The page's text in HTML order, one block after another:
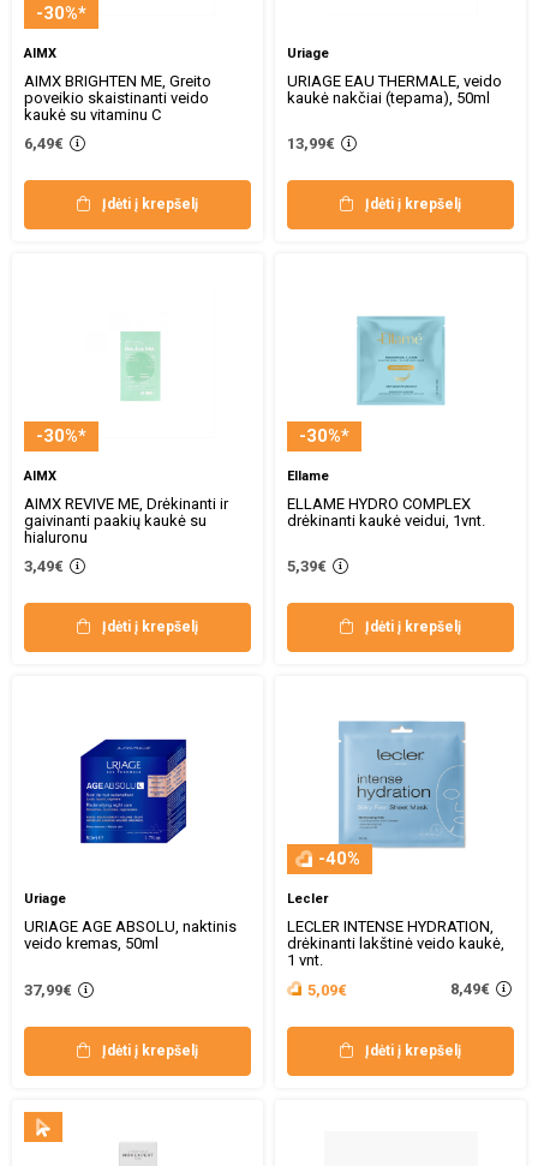
-30%*
AIMX
AIMX BRIGHTEN ME, Greito
poveikio skaistinanti veido
kaukė su vitaminu C
6,49€
Įdėti į krepšelį
Uriage
URIAGE EAU THERMALE, veido
kaukė nakčiai (tepama), 50ml
13,99€
Įdėti į krepšelį
-30%*
AIMX
AIMX REVIVE ME, Drėkinanti ir
gaivinanti paakių kaukė su
hialuronu
3,49€
Įdėti į krepšelį
-30%*
Ellame
ELLAME HYDRO COMPLEX
drėkinanti kaukė veidui, 1vnt.
5,39€
Įdėti į krepšelį
Uriage
URIAGE AGE ABSOLU, naktinis
veido kremas, 50ml
37,99€
Įdėti į krepšelį
-40%
Lecler
LECLER INTENSE HYDRATION,
drėkinanti lakštinė veido kaukė,
1 vnt.
5,09€
8,49€
Įdėti į krepšelį